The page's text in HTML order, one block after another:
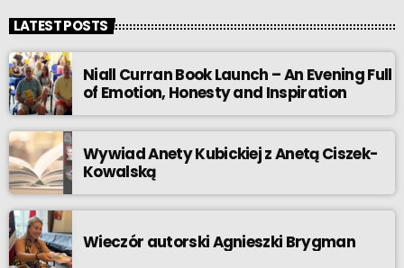
LATEST POSTS
Niall Curran Book Launch – An Evening Full
of Emotion, Honesty and Inspiration
Wywiad Anety Kubickiej z Anetą Ciszek-
Kowalską
Wieczór autorski Agnieszki Brygman